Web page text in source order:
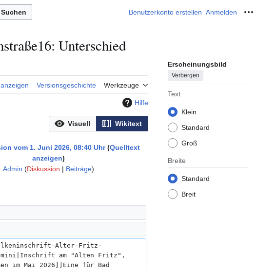
Suchen Benutzerkonto erstellen Anmelden Meine
Unterschied
Versionsgeschichte Werkzeuge
Erscheinungsbild
Verbergen
Text
Klein
Standard
Groß
Breite
Standard
Breit
Hilfe
Visuell Wikitext
vom 1. Juni 2026, 08:40 Uhr Quelltext
anzeigen
Admin (Diskussion | Beiträge)
Alter-Fritz-
am "Alten Fritz",
im Mai 2026]]Eine für Bad